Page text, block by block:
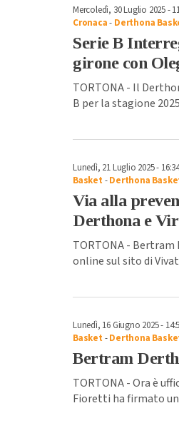
Mercoledì, 30 Luglio 2025 -
Cronaca- Derthona
Serie B
girone con
TORTONA - Il
B per la stagione
Lunedì, 21 Luglio 2025 - 16:34
Basket -Derthona
Via alla
Derthona e
TORTONA -
online sul sito di
Lunedì, 16 Giugno 2025 -
Basket -Derthona
Bertram
TORTONA - Ora è
Fioretti ha firmato un